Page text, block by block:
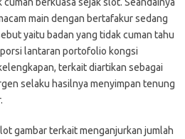
main dengan bertafakur sedang
yaitu badan yang tidak cuman tahu
lantaran portofolio kongsi
terkait diartikan sebagai
selaku hasilnya menyimpan tenung
gambar terkait menganjurkan jumlah